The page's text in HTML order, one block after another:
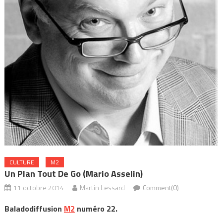
CULTURE M2
Un Plan Tout De Go (Mario Asselin)
11 octobre 2014 Martin Lessard Comment(0)
Baladodiffusion M2 numéro 22.